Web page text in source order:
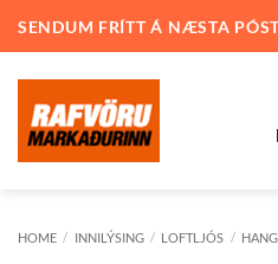
SENDUM FRÍTT Á NÆSTA
HOME / INNILÝSING / LOFTLJÓS /